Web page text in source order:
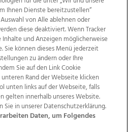
Kontakt
Jobs
AGB Anzeigekunden
Politische Werbung
Ihnen Dienste bereitzustellen“
von Alle ablehnen oder
diese deaktiviert. Wenn Tracker
und Anzeigen möglicherweise
Sie können dieses Menü jederzeit
zu ändern oder Ihre
Sie auf den Link Cookie
Rand der Webseite klicken
unten links auf der Webseite, falls
gelten innerhalb unseres Website.
in unserer Datenschutzerklärung.
Daten, um Folgendes